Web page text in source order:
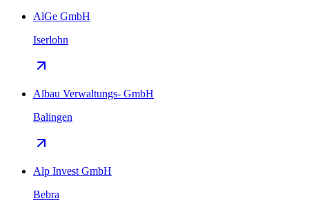
AlGe GmbH
Iserlohn
Albau Verwaltungs- GmbH
Balingen
Alp Invest GmbH
Bebra